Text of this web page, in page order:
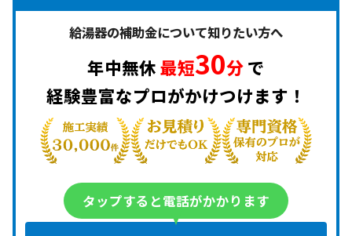
給湯器の補助金について知りたい方へ
年中無休最短30分で
経験豊富なプロがかけつけます！
タップすると電話がかかります